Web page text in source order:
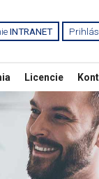
INTRANET
Licencie